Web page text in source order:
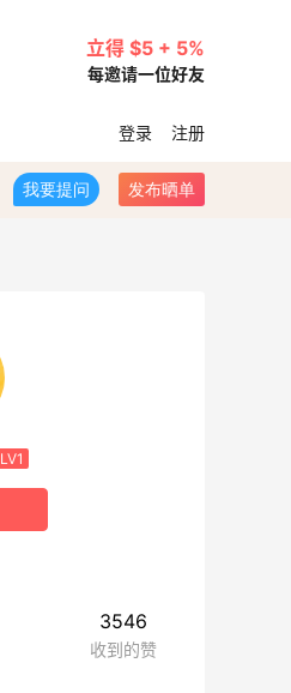
立得 $5 + 5%
每邀请一位好友
登录 注册
我要提问 发布晒单
LV1
3546
收到的赞